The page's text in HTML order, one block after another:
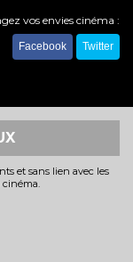
vos envies cinéma :
Facebook Twitter
et sans lien avec les